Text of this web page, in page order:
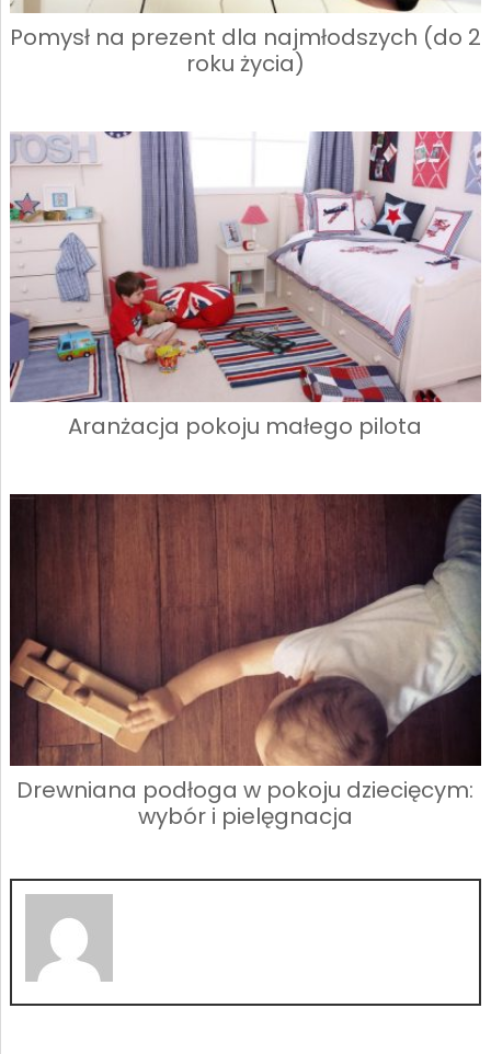
Pomysł na prezent dla najmłodszych (do 2
roku życia)
Aranżacja pokoju małego pilota
Drewniana podłoga w pokoju dziecięcym:
wybór i pielęgnacja